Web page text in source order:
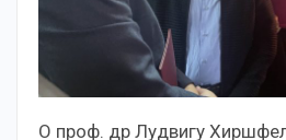
О проф. др Лудвигу